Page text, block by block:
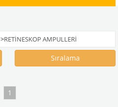
>RETINESKOP AMPULLERI
Sıralama
1